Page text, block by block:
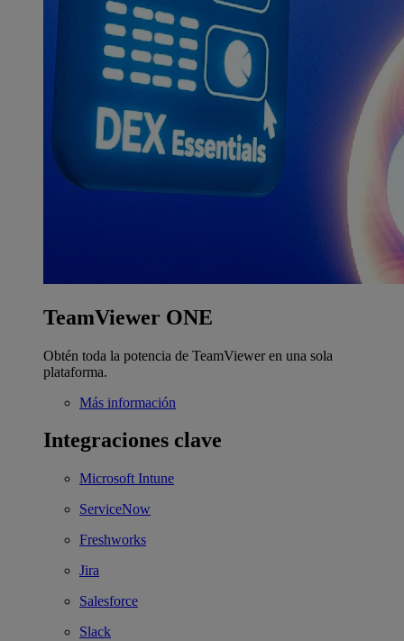
TeamViewer ONE
Obtén toda la potencia de TeamViewer en una sola
plataforma.
Más información
Integraciones clave
Microsoft Intune
ServiceNow
Freshworks
Jira
Salesforce
Slack